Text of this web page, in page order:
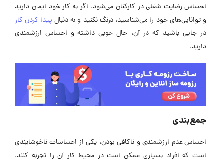
احساس رضایت شغلی در کارکنان می‌شود. اگر به کار خود ایمان دارید
و توانایی‌های خود را می‌شناسید، درنگ نکنید و به دنبال پیدا کردن کار
در جایی باشید که در آن، حال خوبی داشته و احساس ارزشمندی
دارید.
جمع‌بندی
احساس عدم ارزشمندی و ناکافی بودن، یکی از احساسات ناخوشایندی
است که افراد بسیاری ممکن است در محیط کار آن را تجربه کنند.